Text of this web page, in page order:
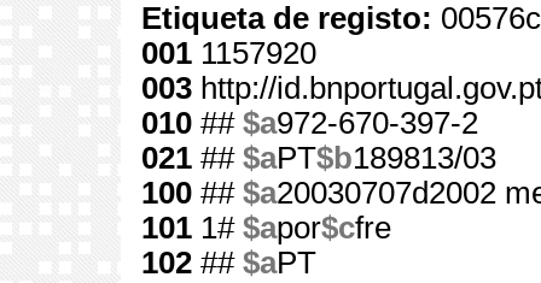
Etiqueta de registo:
001 1157920
003 http://
010 ## $a972-670-397-2
021 ## $aPT$b189813/03
100 ## $a20030707d2002
101 1# $apor$cfre
102 ## $aPT